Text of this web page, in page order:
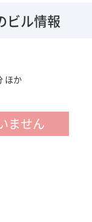
ビル情報
ほか
ません